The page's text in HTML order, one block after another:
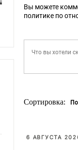
Вы можете
политике по
Сортировка:
6 АВГУСТА